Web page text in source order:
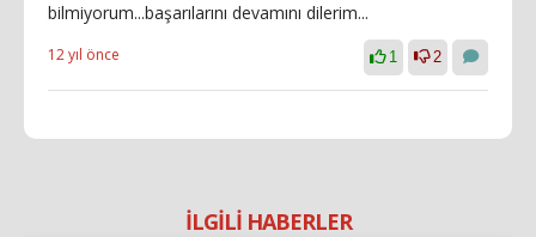
bilmiyorum...başarılarını devamını dilerim...
12 yıl önce 1 2
İLGİLİ HABERLER